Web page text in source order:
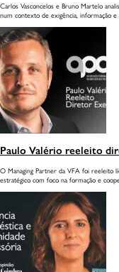
Carlos Vasconcelos e Bruno Martelo
num contexto de exigência, informação e
Paulo Valério reeleito
O Managing Partner da VFA foi reeleito
estratégico com foco na formação e